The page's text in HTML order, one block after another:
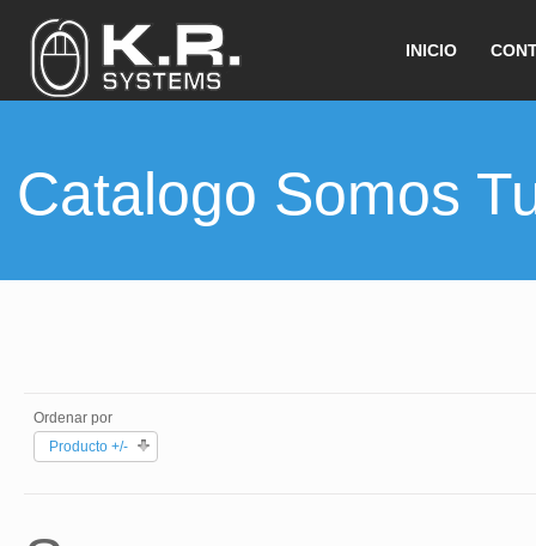
INICIO
Catalogo Somos
Ordenar por
Producto +/-